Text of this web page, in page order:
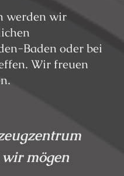
werden wir
Baden oder bei
Wir freuen
mögen